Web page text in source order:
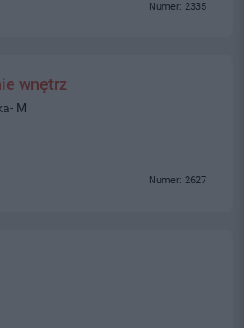
Numer: 2335
wnętrz
M
Numer: 2627